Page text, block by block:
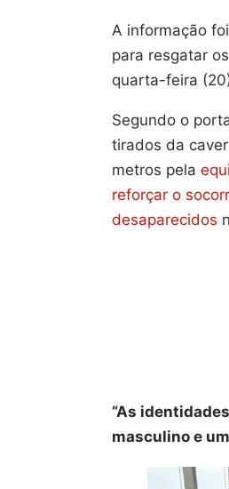
A informação
para resgatar
quarta-feira
Segundo o
tirados da
metros pela
reforçar o
desaparecidos
“As
masculino e